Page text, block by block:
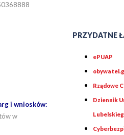
i wniosków:
w
PRZYDATNE
ePUAP
Rządowe
Dziennik